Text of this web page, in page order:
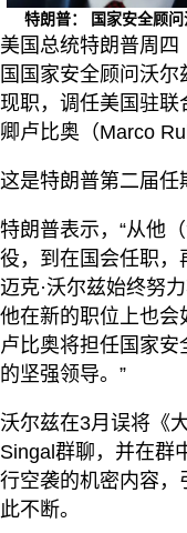
特朗普： 国家安全顾
美国总统特朗普周
国国家安全顾问沃
现职，调任美国驻联
卿卢比奥（Marco
这是特朗普第二届任
特朗普表示，“从他
役，到在国会任职，
迈克·沃尔兹始终努
他在新的职位上也会
卢比奥将担任国家
的坚强领导。”
沃尔兹在3月误将《
Singal群聊，并在群
行空袭的机密内容，
此不断。